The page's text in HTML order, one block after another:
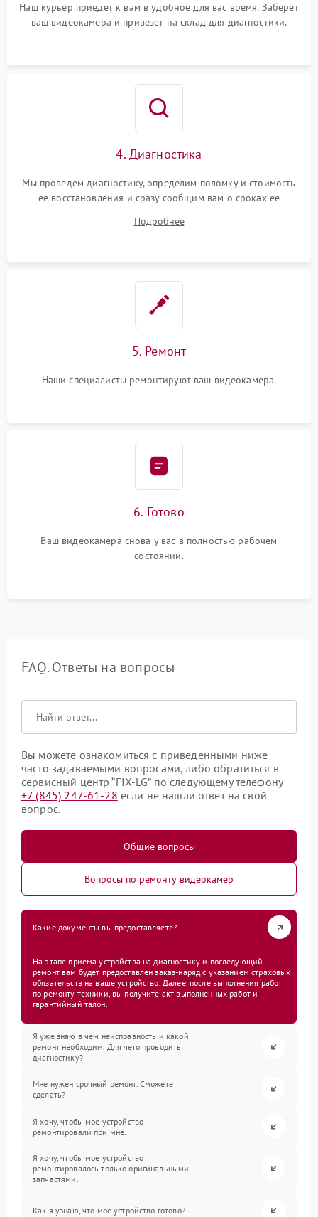
Наш курьер приедет к вам в удобное для вас время. Заберет
ваш видеокамера и привезет на склад для диагностики.
4. Диагностика
Мы проведем диагностику, определим поломку и стоимость
ее восстановления и сразу сообщим вам о сроках ее
Подробнее
5. Ремонт
Наши специалисты ремонтируют ваш видеокамера.
6. Готово
Ваш видеокамера снова у вас в полностью рабочем
состоянии.
FAQ. Ответы на вопросы
Вы можете ознакомиться с приведенными ниже
часто задаваемыми вопросами, либо обратиться в
сервисный центр “FIX-LG” по следующему телефону
+7 (845) 247-61-28 если не нашли ответ на свой
вопрос.
Общие вопросы
Вопросы по ремонту видеокамер
Какие документы вы предоставляете?
На этапе приема устройства на диагностику и последующий
ремонт вам будет предоставлен заказ-наряд с указанием страховых
обязательств на ваше устройство. Далее, после выполнения работ
по ремонту техники, вы получите акт выполненных работ и
гарантийный талон.
Я уже знаю в чем неисправность и какой
ремонт необходим. Для чего проводить
диагностику?
Мне нужен срочный ремонт. Сможете
сделать?
Я хочу, чтобы мое устройство
ремонтировали при мне.
Я хочу, чтобы мое устройство
ремонтировалось только оригинальными
запчастями.
Как я узнаю, что мое устройство готово?